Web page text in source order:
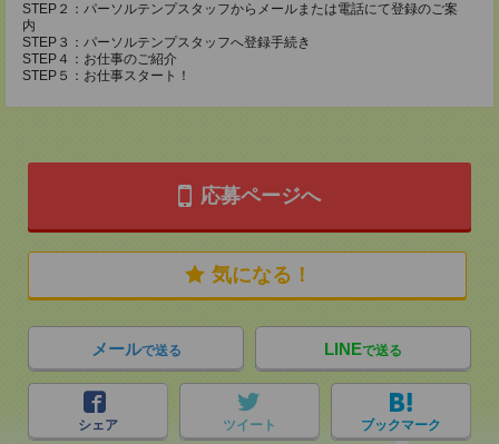
STEP２：パーソルテンプスタッフからメールまたは電話にて登録のご案
内
STEP３：パーソルテンプスタッフへ登録手続き
STEP４：お仕事のご紹介
STEP５：お仕事スタート！
応募ページへ
気になる！
メールで送る LINEで送る
シェア ツイート ブックマーク